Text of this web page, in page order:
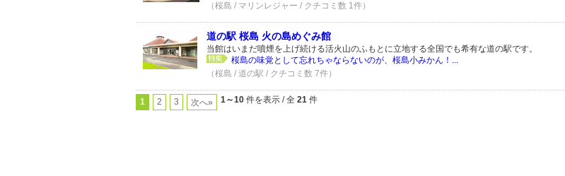
（桜島 / マリンレジャー / クチコミ数 1件）
道の駅 桜島 火の島めぐみ館
当館はいまだ噴煙を上げ続ける活火山のふもとに立地する全国でも希有な道の駅です。
桜島の味覚として忘れちゃならないのが、桜島小みかん！...
（桜島 / 道の駅 / クチコミ数 7件）
1 2 3 次へ» 1～10 件を表示 / 全 21 件